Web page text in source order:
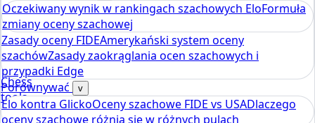
Chess
tools
Kalkulator ocen szachowych Elo
Oczekiwany wynik w rankingach szachowych EloFormuła
zmiany oceny szachowej
Zasady oceny FIDEAmerykański system oceny
szachówZasady zaokrąglania ocen szachowych i
przypadki Edge
Porównywać
v
Elo kontra GlickoOceny szachowe FIDE vs USADlaczego
oceny szachowe różnią się w różnych pulach